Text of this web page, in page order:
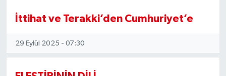
İttihat ve Terakki’den Cumhuriyet’e
29 Eylül 2025 - 07:30
SİYASET
Teknoloji
TRABZON